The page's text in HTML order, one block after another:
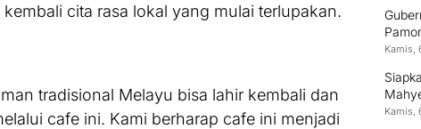
cita rasa lokal yang mulai terlupakan.
tradisional Melayu bisa lahir kembali dan
cafe ini. Kami berharap cafe ini menjadi
Kamis,
Kamis,